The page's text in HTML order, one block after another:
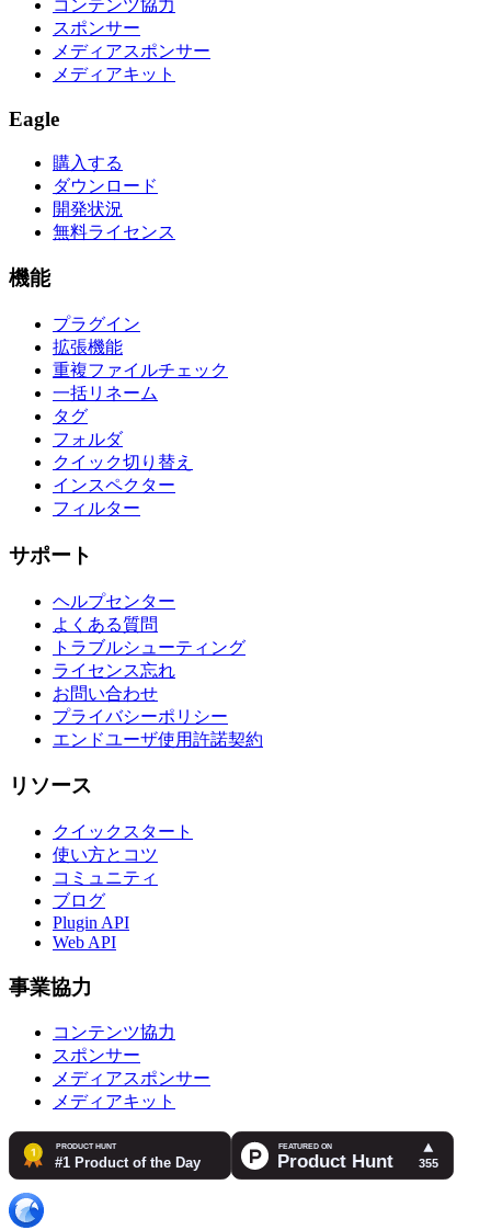
コンテンツ協力
スポンサー
メディアスポンサー
メディアキット
Eagle
購入する
ダウンロード
開発状況
無料ライセンス
機能
プラグイン
拡張機能
重複ファイルチェック
一括リネーム
タグ
フォルダ
クイック切り替え
インスペクター
フィルター
サポート
ヘルプセンター
よくある質問
トラブルシューティング
ライセンス忘れ
お問い合わせ
プライバシーポリシー
エンドユーザ使用許諾契約
リソース
クイックスタート
使い方とコツ
コミュニティ
ブログ
Plugin API
Web API
事業協力
コンテンツ協力
スポンサー
メディアスポンサー
メディアキット